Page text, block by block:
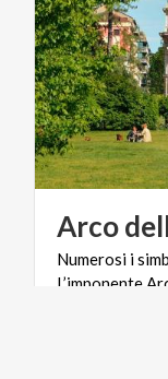
Arco
Numerosi i
L’imponente